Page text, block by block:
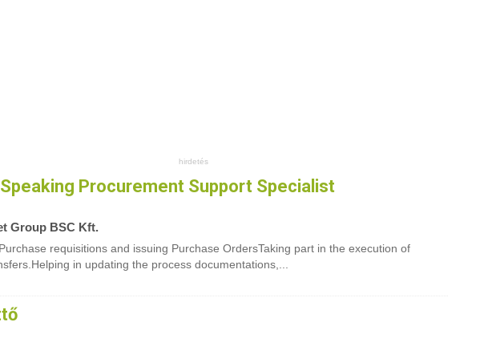
Procurement Support Specialist
Group BSC Kft.
requisitions and issuing Purchase OrdersTaking part in the execution of
in updating the process documentations,...